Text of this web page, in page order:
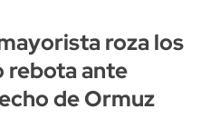
roza los
rebota ante
de Ormuz